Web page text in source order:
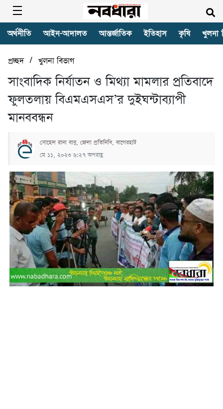
অর্থনীতি আইন-আদালত আন্তর্জাতিক ইতিহাস কৃষি খুলনা
প্রচ্ছদ/ খুলনা বিভাগ
সাংবাদিক নির্যাতন ও মিথ্যা মামলার প্রতিবাদে
ফুলতলায় বিএমএসএস’র দুইঘন্টাব্যাপী
মানববন্ধন
সোহেল রানা বাবু, জেলা প্রতিনিধি, বাগেরহাট
মে ১১, ২০২৩ ৬:২৭ অপরাহ্ণ